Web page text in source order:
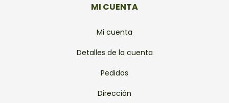
MI CUENTA
Mi cuenta
Detalles de la cuenta
Pedidos
Dirección